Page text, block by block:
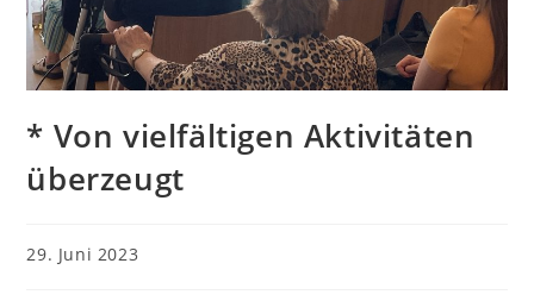
* Von vielfältigen Aktivitäten
überzeugt
Beitrag
29. Juni 2023